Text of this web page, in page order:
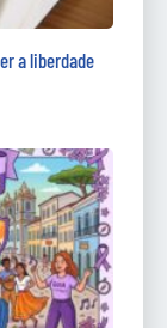
a liberdade